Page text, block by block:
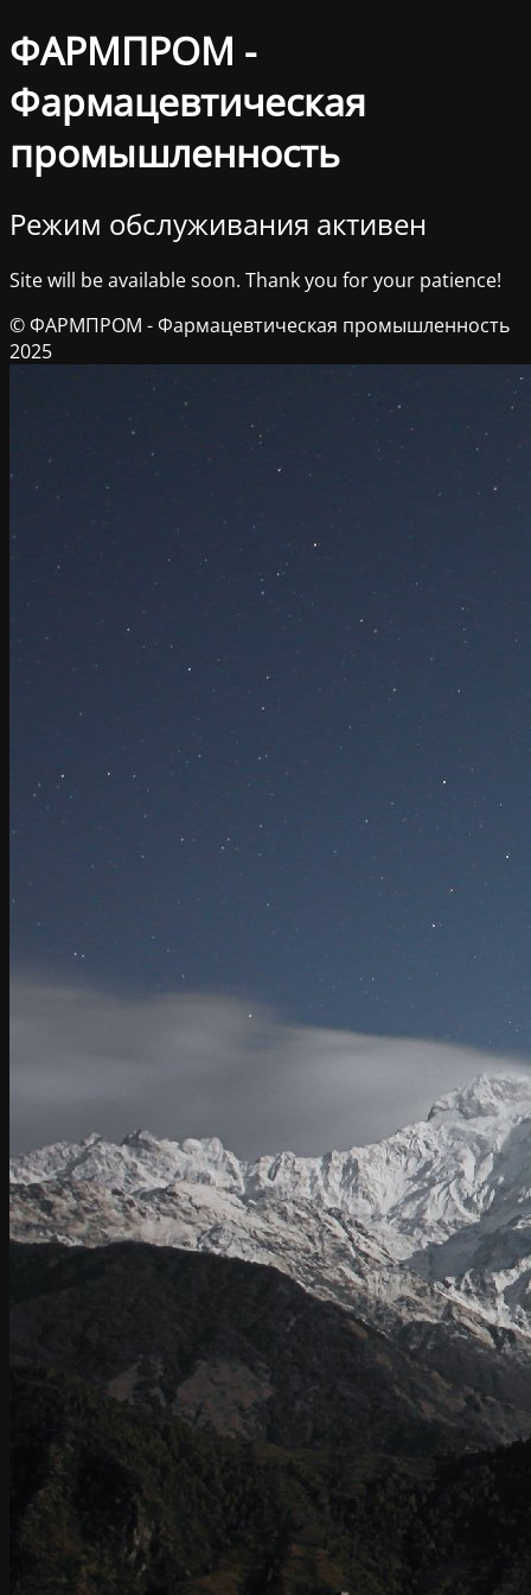
ФАРМПРОМ -
Фармацевтическая
промышленность
Режим обслуживания активен
Site will be available soon. Thank you for your patience!
© ФАРМПРОМ - Фармацевтическая промышленность
2025